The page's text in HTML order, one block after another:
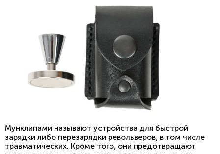
Мунклипами называют устройства для быстрой
зарядки либо перезарядки револьверов, в том числе
травматических. Кроме того, они предотвращают